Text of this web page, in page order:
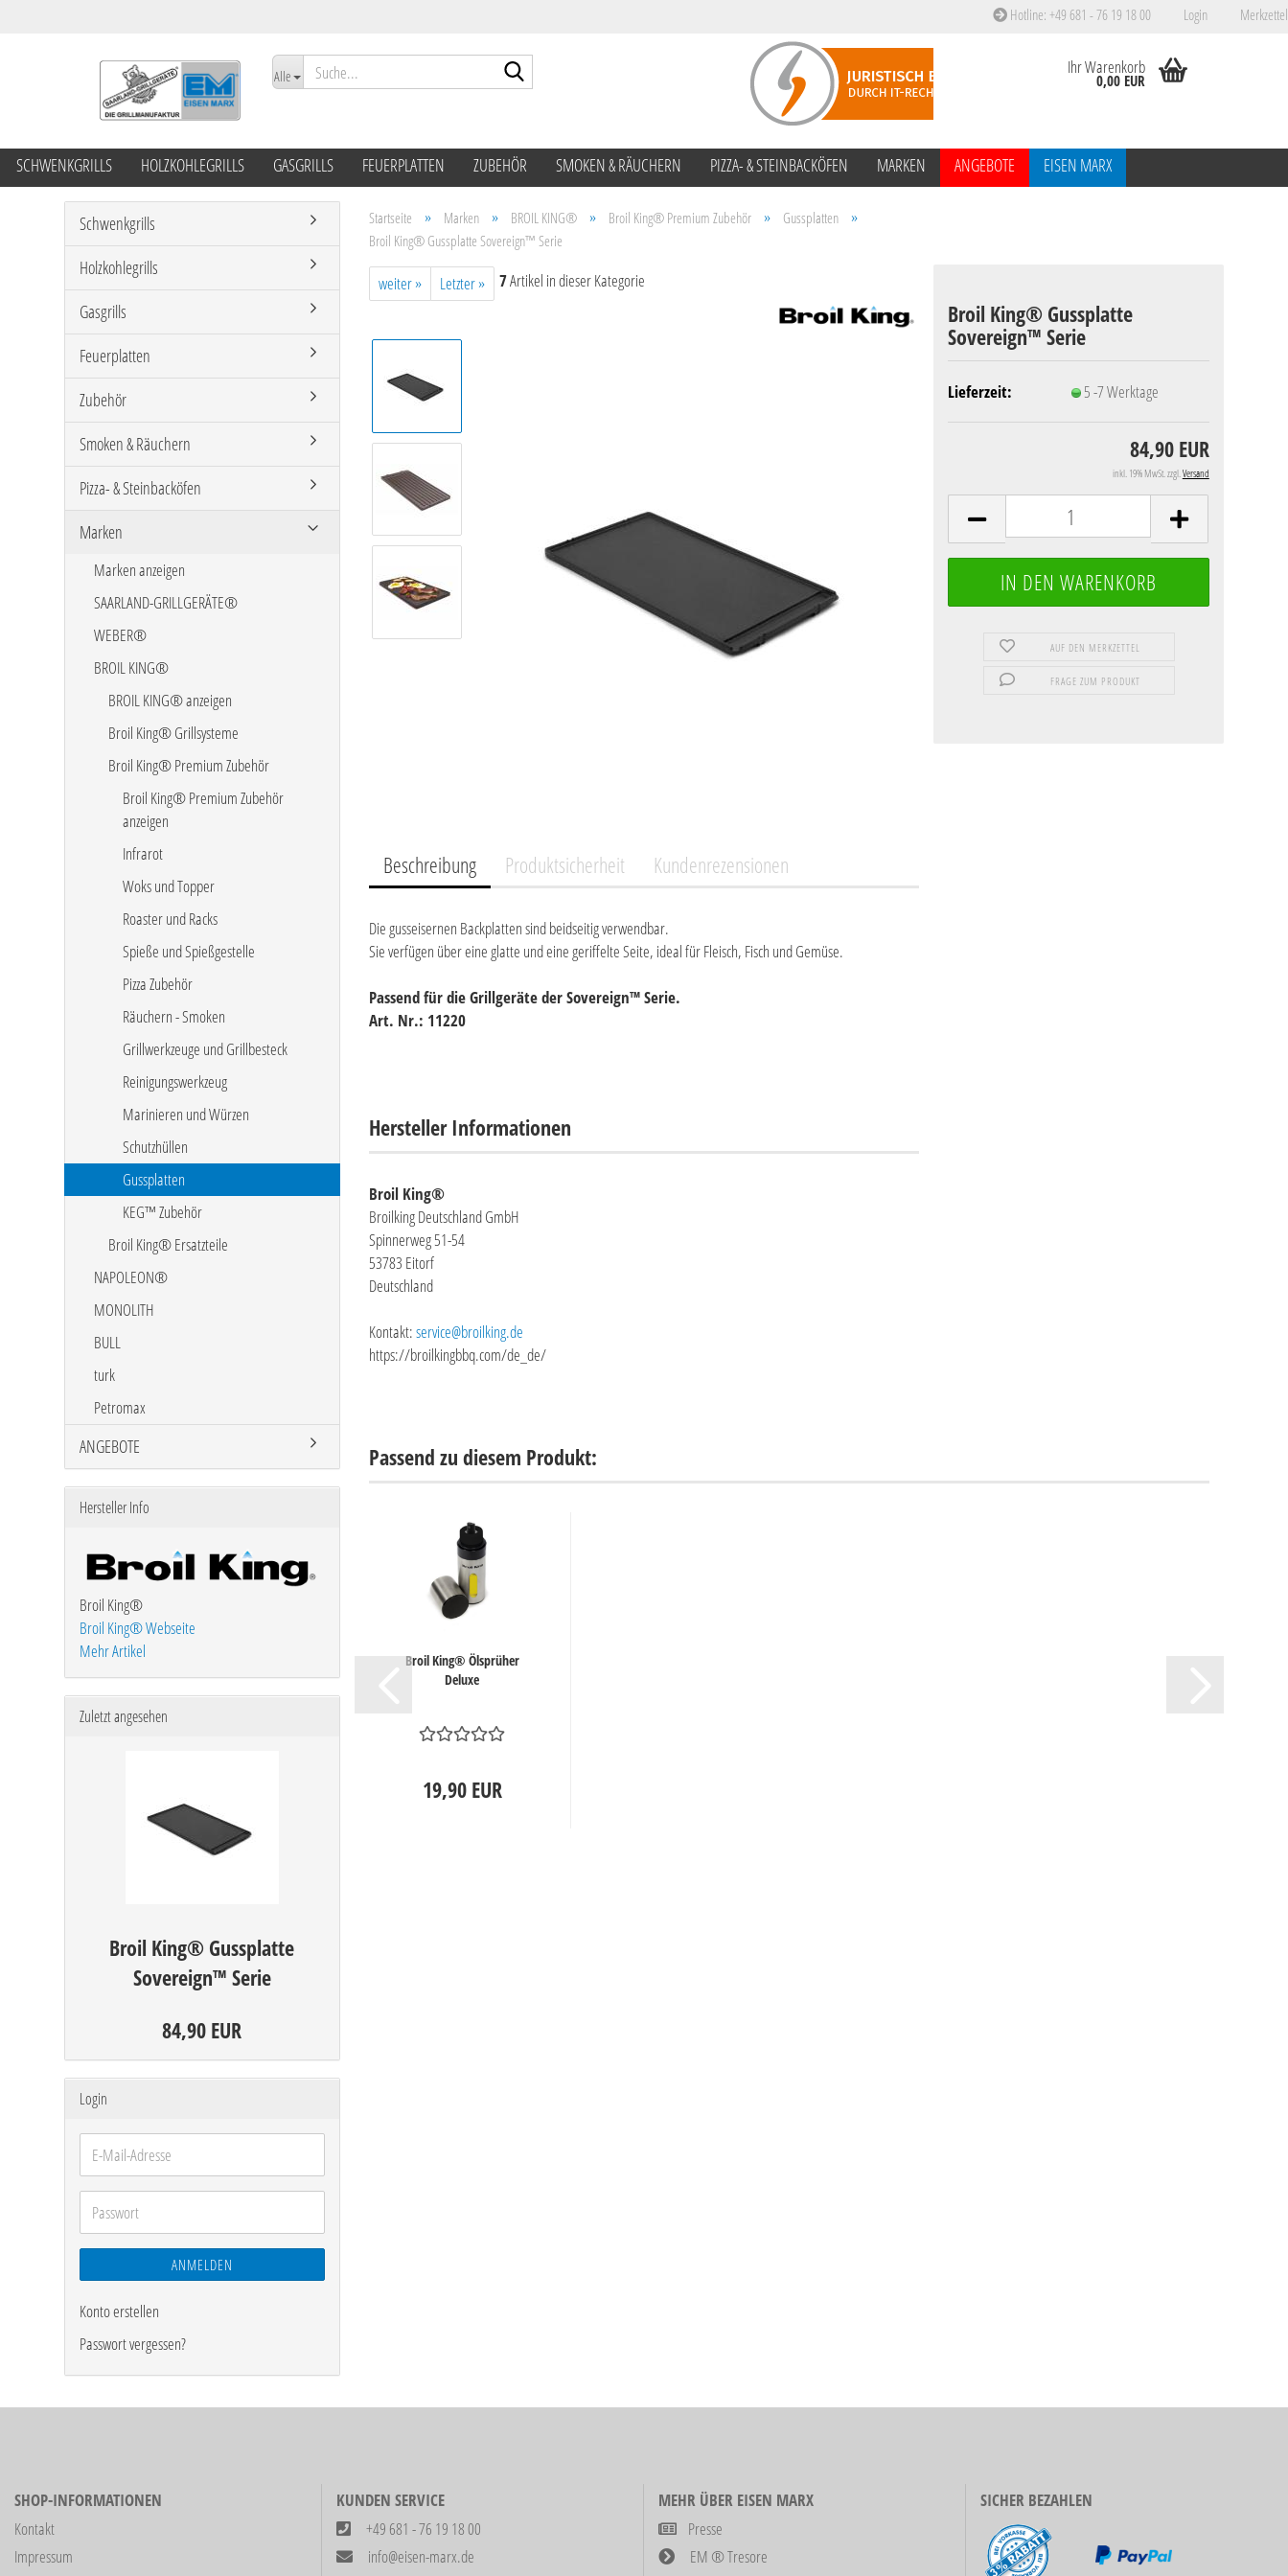
Hotline: +49 681 - 76 19 18 00 Login Merkzettel
Alle Ihr Warenkorb
0,00 EUR
SCHWENKGRILLS HOLZKOHLEGRILLS GASGRILLS FEUERPLATTEN ZUBEHÖR SMOKEN & RÄUCHERN PIZZA- & STEINBACKÖFEN MARKEN ANGEBOTE EISEN MARX
Startseite » Marken » BROIL KING® » Broil King® Premium Zubehör » Gussplatten »
Broil King® Gussplatte Sovereign™ Serie
weiter » Letzter » 7Artikel in dieser Kategorie
Broil King® Gussplatte
Sovereign™ Serie
Lieferzeit: 5 -7 Werktage
84,90 EUR
inkl. 19% MwSt. zzgl.Versand
AUF DEN MERKZETTEL
FRAGE ZUM PRODUKT
Beschreibung Produktsicherheit Kundenrezensionen
Die gusseisernen Backplatten sind beidseitig verwendbar.
Sie verfügen über eine glatte und eine geriffelte Seite, ideal für Fleisch, Fisch und Gemüse.
Passend für die Grillgeräte der Sovereign™ Serie.
Art. Nr.: 11220
Hersteller Informationen
Broil King®
Broilking Deutschland GmbH
Spinnerweg 51-54
53783 Eitorf
Deutschland
Kontakt:service@broilking.de
https://broilkingbbq.com/de_de/
Passend zu diesem Produkt:
Broil King® Ölsprüher
Deluxe
19,90 EUR
Schwenkgrills
Holzkohlegrills
Gasgrills
Feuerplatten
Zubehör
Smoken & Räuchern
Pizza- & Steinbacköfen
Marken
Marken anzeigen
SAARLAND-GRILLGERÄTE®
WEBER®
BROIL KING®
BROIL KING® anzeigen
Broil King® Grillsysteme
Broil King® Premium Zubehör
Broil King® Premium Zubehör
anzeigen
Infrarot
Woks und Topper
Roaster und Racks
Spieße und Spießgestelle
Pizza Zubehör
Räuchern - Smoken
Grillwerkzeuge und Grillbesteck
Reinigungswerkzeug
Marinieren und Würzen
Schutzhüllen
Gussplatten
KEG™ Zubehör
Broil King® Ersatzteile
NAPOLEON®
MONOLITH
BULL
turk
Petromax
ANGEBOTE
Hersteller Info
Broil King®
Broil King® Webseite
Mehr Artikel
Zuletzt angesehen
Broil King® Gussplatte
Sovereign™ Serie
84,90 EUR
Login
E-
Mail-
Adresse
Passwort
ANMELDEN
Konto erstellen
Passwort vergessen?
SHOP-INFORMATIONEN
Kontakt
Impressum
KUNDEN SERVICE
+49 681 - 76 19 18 00
info@eisen-marx.de
MEHR ÜBER EISEN MARX
Presse
EM ® Tresore
SICHER BEZAHLEN